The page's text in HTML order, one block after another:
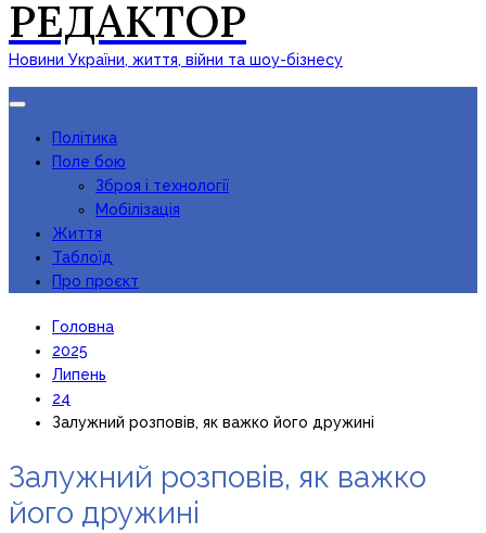
РЕДАКТОР
Новини України, життя, війни та шоу-бізнесу
Toggle
navigation
Політика
Поле бою
Зброя і технології
Мобілізація
Життя
Таблоїд
Про проєкт
Головна
2025
Липень
24
Залужний розповів, як важко його дружині
Залужний розповів, як важко
його дружині